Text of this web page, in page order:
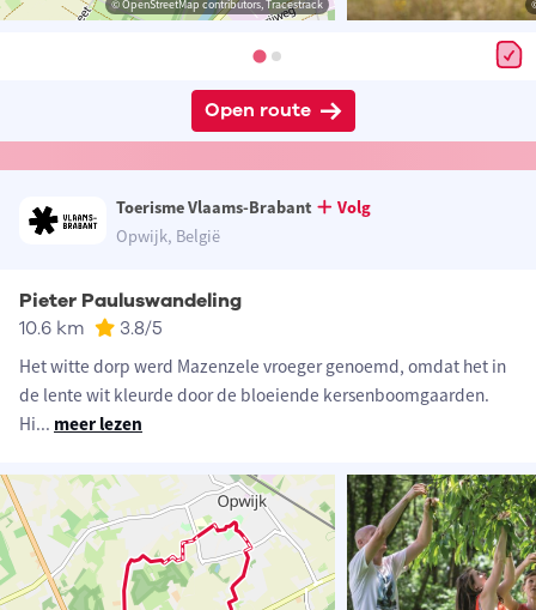
© OpenStreetMap contributors, Tracestrack
Open route
Toerisme Vlaams-Brabant
Volg
Opwijk, België
Pieter Pauluswandeling
10.6 km 3.8/5
Het witte dorp werd Mazenzele vroeger genoemd, omdat het in
de lente wit kleurde door de bloeiende kersenboomgaarden.
Hi... meer lezen